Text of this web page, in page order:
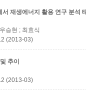
재생에너지 활용 연구 분석
승현 ; 최효식
(2013-03)
추이
(2013-03)